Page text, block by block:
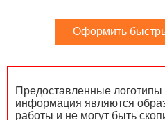
Оформить
Предоставленные логотипы
информация являются
работы и не могут быть